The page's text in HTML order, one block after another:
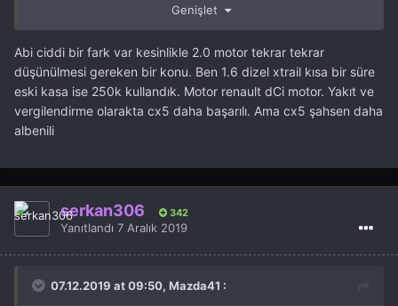
etsem de o vergiyi onlara vermem gibi geliyor...
Genişlet
Abi ciddi bir fark var kesinlikle 2.0 motor tekrar tekrar
düşünülmesi gereken bir konu. Ben 1.6 dizel xtrail kısa bir süre
eski kasa ise 250k kullandık. Motor renault dCi motor. Yakıt ve
vergilendirme olarakta cx5 daha başarılı. Ama cx5 şahsen daha
albenili
serkan306 342
Yanıtlandı 7 Aralık 2019
07.12.2019 at 09:50, Mazda41 :